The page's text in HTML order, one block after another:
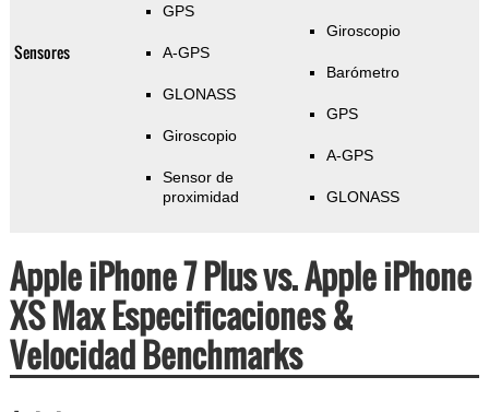
Sensores
GPS
A-GPS
GLONASS
Giroscopio
Sensor de
proximidad
Giroscopio
Barómetro
GPS
A-GPS
GLONASS
Apple iPhone 7 Plus vs. Apple iPhone
XS Max Especificaciones &
Velocidad Benchmarks